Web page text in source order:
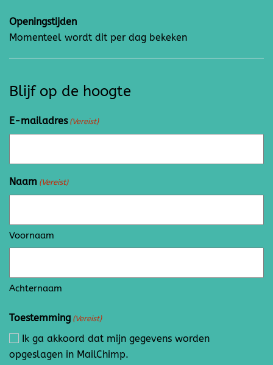
Openingstijden
Momenteel wordt dit per dag bekeken
Blijf op de hoogte
E-mailadres (Vereist)
Naam (Vereist)
Voornaam
Achternaam
Toestemming (Vereist)
Ik ga akkoord dat mijn gegevens worden
opgeslagen in MailChimp.